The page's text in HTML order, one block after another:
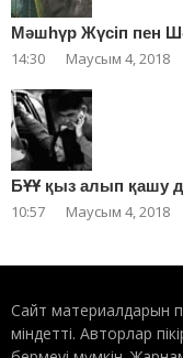
Мәшһүр Жүсіп пен
14:30 Маусым 4, 2018
БҰҰ қыз алып қашу
10:57 Маусым 4, 2018
Сайт материалдарын
міндетті. Авторлар